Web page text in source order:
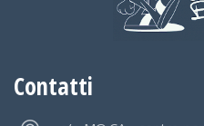
Contatti